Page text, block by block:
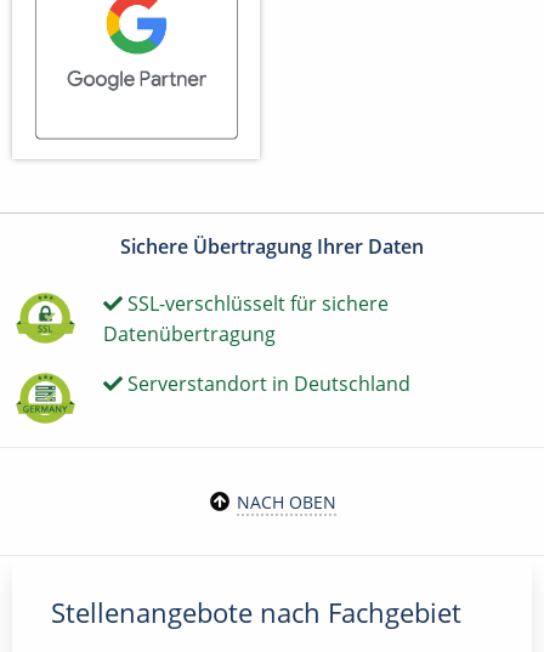
Sichere Übertragung Ihrer Daten
SSL-verschlüsselt für sichere
Datenübertragung
Serverstandort in Deutschland
NACH OBEN
Stellenangebote nach Fachgebiet